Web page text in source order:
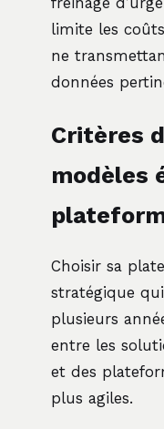
limite les
ne
données
Critères
modèles
Choisir sa
stratégique
plusieurs
entre les
et des
plus agiles.